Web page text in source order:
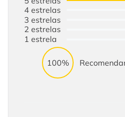
4estrelas
3estrelas
2estrelas
1estrela
100%